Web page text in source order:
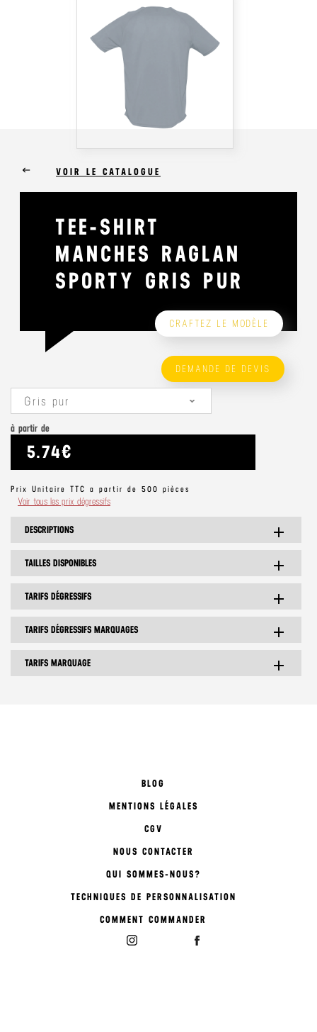
keyboard_backspace VOIR LE CATALOGUE
TEE-SHIRT
MANCHES RAGLAN
SPORTY GRIS PUR
CRAFTEZ LE MODÈLE
DEMANDE DE DEVIS
Gris pur
à partir de
5.74€
Prix Unitaire TTC a partir de 500 pièces
Voir tous les prix dégressifs
DESCRIPTIONS add
TAILLES DISPONIBLES add
TARIFS DÉGRESSIFS add
TARIFS DÉGRESSIFS MARQUAGES add
TARIFS MARQUAGE add
BLOG
MENTIONS LÉGALES
CGV
NOUS CONTACTER
QUI SOMMES-NOUS?
TECHNIQUES DE PERSONNALISATION
COMMENT COMMANDER